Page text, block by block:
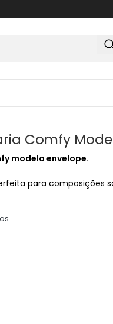
Comfy
modelo envelope.
para composições